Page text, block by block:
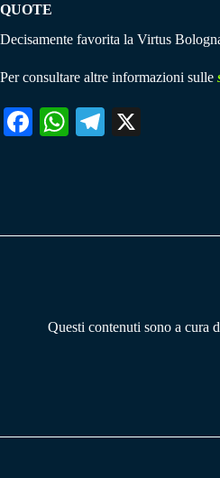
QUOTE
Decisamente favorita la Virtus
Per consultare altre informazioni sulle
Fa W
pp
Te
m
Questi contenuti sono a cura